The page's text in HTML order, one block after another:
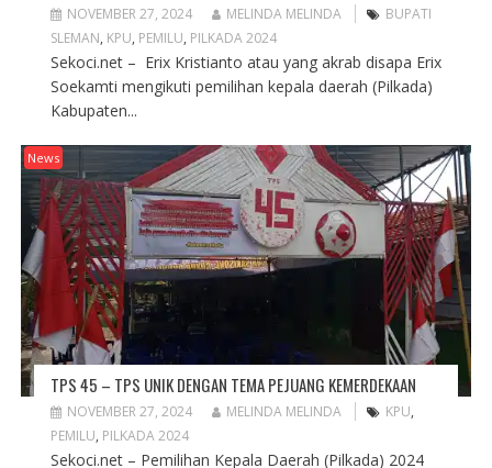
NOVEMBER 27, 2024 MELINDA MELINDA
BUPATI
SLEMAN, KPU, PEMILU, PILKADA 2024
Sekoci.net – Erix Kristianto atau yang akrab disapa Erix
Soekamti mengikuti pemilihan kepala daerah (Pilkada)
Kabupaten...
News
TPS 45 – TPS UNIK DENGAN TEMA PEJUANG KEMERDEKAAN
NOVEMBER 27, 2024 MELINDA MELINDA KPU,
PEMILU, PILKADA 2024
Sekoci.net – Pemilihan Kepala Daerah (Pilkada) 2024